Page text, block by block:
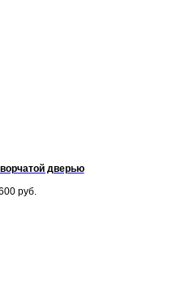
дверью
руб.